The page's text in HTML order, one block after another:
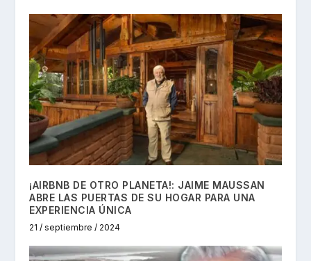
¡AIRBNB DE OTRO PLANETA!: JAIME MAUSSAN
ABRE LAS PUERTAS DE SU HOGAR PARA UNA
EXPERIENCIA ÚNICA
21 / septiembre / 2024